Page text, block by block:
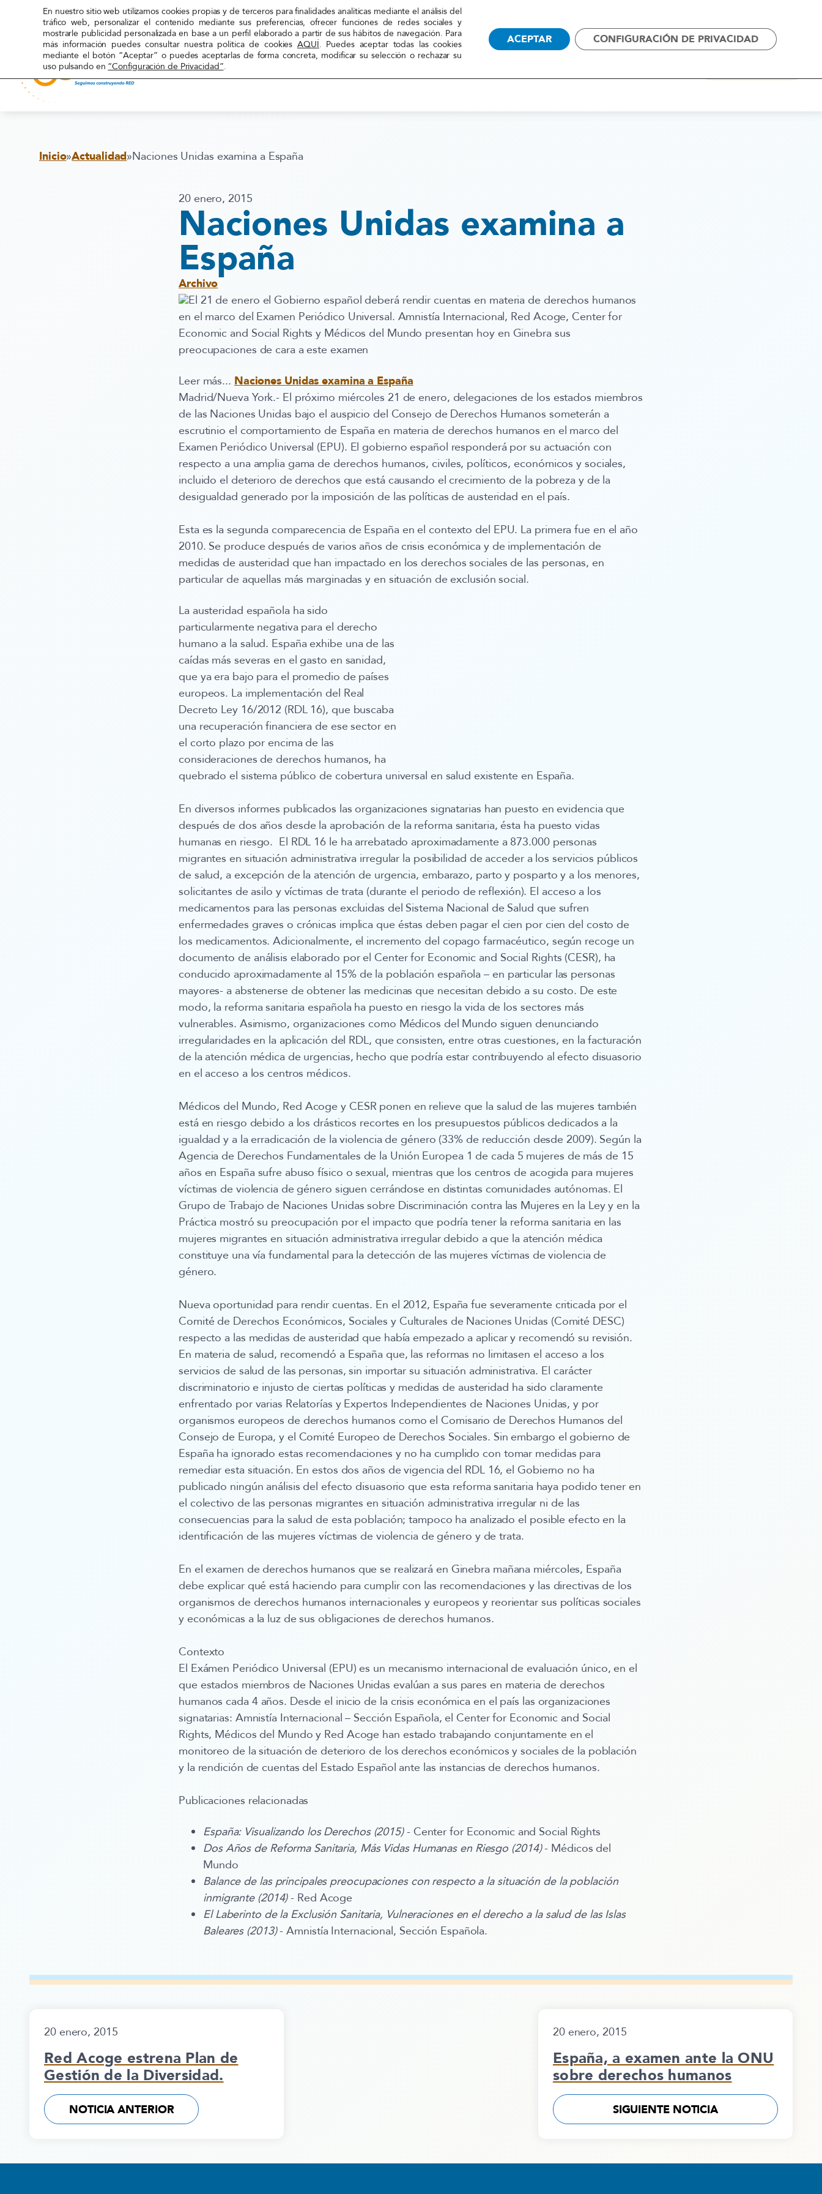
TRANSPARENCIA
Red
Acoge
Inicio»Actualidad»Naciones Unidas examina a España
20 enero, 2015
Naciones Unidas examina a
España
Archivo
El 21 de enero el Gobierno español deberá rendir cuentas en materia de derechos humanos
en el marco del Examen Periódico Universal. Amnistía Internacional, Red Acoge, Center for
Economic and Social Rights y Médicos del Mundo presentan hoy en Ginebra sus
preocupaciones de cara a este examen
Leer más...Naciones Unidas examina a España
Madrid/Nueva York.- El próximo miércoles 21 de enero, delegaciones de los estados miembros
de las Naciones Unidas bajo el auspicio del Consejo de Derechos Humanos someterán a
escrutinio el comportamiento de España en materia de derechos humanos en el marco del
Examen Periódico Universal (EPU). El gobierno español responderá por su actuación con
respecto a una amplia gama de derechos humanos, civiles, políticos, económicos y sociales,
incluido el deterioro de derechos que está causando el crecimiento de la pobreza y de la
desigualdad generado por la imposición de las políticas de austeridad en el país.
Esta es la segunda comparecencia de España en el contexto del EPU. La primera fue en el año
2010. Se produce después de varios años de crisis económica y de implementación de
medidas de austeridad que han impactado en los derechos sociales de las personas, en
particular de aquellas más marginadas y en situación de exclusión social.
La austeridad española ha sido
particularmente negativa para el derecho
humano a la salud. España exhibe una de las
caídas más severas en el gasto en sanidad,
que ya era bajo para el promedio de países
europeos. La implementación del Real
Decreto Ley 16/2012 (RDL 16), que buscaba
una recuperación financiera de ese sector en
el corto plazo por encima de las
consideraciones de derechos humanos, ha
quebrado el sistema público de cobertura universal en salud existente en España.
En diversos informes publicados las organizaciones signatarias han puesto en evidencia que
después de dos años desde la aprobación de la reforma sanitaria, ésta ha puesto vidas
humanas en riesgo. El RDL 16 le ha arrebatado aproximadamente a 873.000 personas
migrantes en situación administrativa irregular la posibilidad de acceder a los servicios públicos
de salud, a excepción de la atención de urgencia, embarazo, parto y posparto y a los menores,
solicitantes de asilo y víctimas de trata (durante el periodo de reflexión). El acceso a los
medicamentos para las personas excluidas del Sistema Nacional de Salud que sufren
enfermedades graves o crónicas implica que éstas deben pagar el cien por cien del costo de
los medicamentos. Adicionalmente, el incremento del copago farmacéutico, según recoge un
documento de análisis elaborado por el Center for Economic and Social Rights (CESR), ha
conducido aproximadamente al 15% de la población española – en particular las personas
mayores- a abstenerse de obtener las medicinas que necesitan debido a su costo. De este
modo, la reforma sanitaria española ha puesto en riesgo la vida de los sectores más
vulnerables. Asimismo, organizaciones como Médicos del Mundo siguen denunciando
irregularidades en la aplicación del RDL, que consisten, entre otras cuestiones, en la facturación
de la atención médica de urgencias, hecho que podría estar contribuyendo al efecto disuasorio
en el acceso a los centros médicos.
Médicos del Mundo, Red Acoge y CESR ponen en relieve que la salud de las mujeres también
está en riesgo debido a los drásticos recortes en los presupuestos públicos dedicados a la
igualdad y a la erradicación de la violencia de género (33% de reducción desde 2009). Según la
Agencia de Derechos Fundamentales de la Unión Europea 1 de cada 5 mujeres de más de 15
años en España sufre abuso físico o sexual, mientras que los centros de acogida para mujeres
víctimas de violencia de género siguen cerrándose en distintas comunidades autónomas. El
Grupo de Trabajo de Naciones Unidas sobre Discriminación contra las Mujeres en la Ley y en la
Práctica mostró su preocupación por el impacto que podría tener la reforma sanitaria en las
mujeres migrantes en situación administrativa irregular debido a que la atención médica
constituye una vía fundamental para la detección de las mujeres víctimas de violencia de
género.
Nueva oportunidad para rendir cuentas. En el 2012, España fue severamente criticada por el
Comité de Derechos Económicos, Sociales y Culturales de Naciones Unidas (Comité DESC)
respecto a las medidas de austeridad que había empezado a aplicar y recomendó su revisión.
En materia de salud, recomendó a España que, las reformas no limitasen el acceso a los
servicios de salud de las personas, sin importar su situación administrativa. El carácter
discriminatorio e injusto de ciertas políticas y medidas de austeridad ha sido claramente
enfrentado por varias Relatorías y Expertos Independientes de Naciones Unidas, y por
organismos europeos de derechos humanos como el Comisario de Derechos Humanos del
Consejo de Europa, y el Comité Europeo de Derechos Sociales. Sin embargo el gobierno de
España ha ignorado estas recomendaciones y no ha cumplido con tomar medidas para
remediar esta situación. En estos dos años de vigencia del RDL 16, el Gobierno no ha
publicado ningún análisis del efecto disuasorio que esta reforma sanitaria haya podido tener en
el colectivo de las personas migrantes en situación administrativa irregular ni de las
consecuencias para la salud de esta población; tampoco ha analizado el posible efecto en la
identificación de las mujeres víctimas de violencia de género y de trata.
En el examen de derechos humanos que se realizará en Ginebra mañana miércoles, España
debe explicar qué está haciendo para cumplir con las recomendaciones y las directivas de los
organismos de derechos humanos internacionales y europeos y reorientar sus políticas sociales
y económicas a la luz de sus obligaciones de derechos humanos.
Contexto
El Exámen Periódico Universal (EPU) es un mecanismo internacional de evaluación único, en el
que estados miembros de Naciones Unidas evalúan a sus pares en materia de derechos
humanos cada 4 años. Desde el inicio de la crisis económica en el país las organizaciones
signatarias: Amnistía Internacional – Sección Española, el Center for Economic and Social
Rights, Médicos del Mundo y Red Acoge han estado trabajando conjuntamente en el
monitoreo de la situación de deterioro de los derechos económicos y sociales de la población
y la rendición de cuentas del Estado Español ante las instancias de derechos humanos.
Publicaciones relacionadas
España: Visualizando los Derechos (2015)- Center for Economic and Social Rights
Dos Años de Reforma Sanitaria, Más Vidas Humanas en Riesgo (2014)- Médicos del
Mundo
Balance de las principales preocupaciones con respecto a la situación de la población
inmigrante (2014)- Red Acoge
El Laberinto de la Exclusión Sanitaria, Vulneraciones en el derecho a la salud de las Islas
Baleares (2013)- Amnistía Internacional, Sección Española.
20 enero, 2015
Red Acoge estrena Plan de
Gestión de la Diversidad.
NOTICIA ANTERIOR
20 enero, 2015
España, a examen ante la ONU
sobre derechos humanos
SIGUIENTE NOTICIA
En nuestro sitio web utilizamos cookies propias y de terceros para finalidades analíticas mediante el análisis del
tráfico web, personalizar el contenido mediante sus preferencias, ofrecer funciones de redes sociales y
mostrarle publicidad personalizada en base a un perfil elaborado a partir de sus hábitos de navegación. Para
más información puedes consultar nuestra política de cookiesAQUÍ. Puedes aceptar todas las cookies
mediante el botón “Aceptar” o puedes aceptarlas de forma concreta, modificar su selección o rechazar su
uso pulsando en “Configuración de Privacidad”.
ACEPTAR CONFIGURACIÓN DE PRIVACIDAD